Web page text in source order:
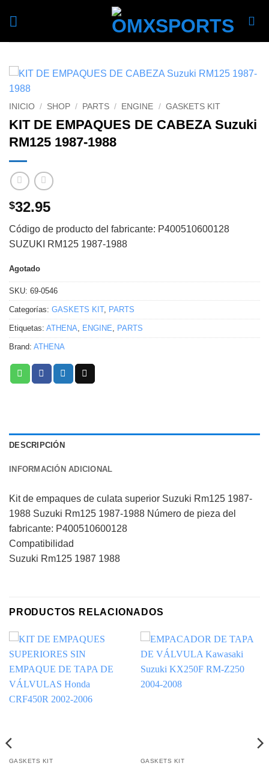
INICIO / SHOP / PARTS / ENGINE / GASKETS KIT
KIT DE EMPAQUES DE CABEZA Suzuki
RM125 1987-1988
$32.95
Código de producto del fabricante: P400510600128
SUZUKI RM125 1987-1988
Agotado
SKU: 69-0546
Categorías: GASKETS KIT, PARTS
Etiquetas: ATHENA, ENGINE, PARTS
Brand: ATHENA
DESCRIPCIÓN
INFORMACIÓN ADICIONAL
Kit de empaques de culata superior Suzuki Rm125 1987-
1988 Suzuki Rm125 1987-1988 Número de pieza del
fabricante: P400510600128
Compatibilidad
Suzuki Rm125 1987 1988
PRODUCTOS RELACIONADOS
GASKETS KIT GASKETS KIT